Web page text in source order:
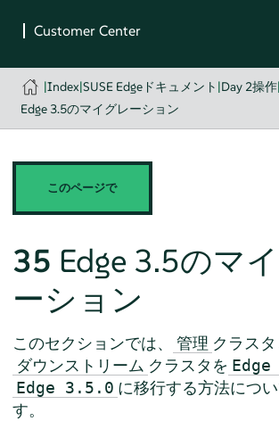
|Index|SUSE Edgeドキュメント |Day 2操作|
Edge 3.5のマイグレーション
このページで
35 Edge 3.5のマ
ーション
このセクションでは、 管理 クラスタ
ダウンストリーム クラスタを
Edge 3.5.0 に移行する方法につ
す。